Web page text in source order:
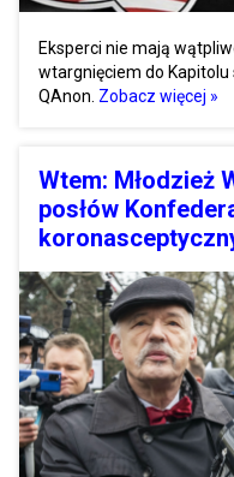
Eksperci nie mają
wtargnięciem do
QAnon. Zobacz więcej »
Wtem: Młodzież
posłów